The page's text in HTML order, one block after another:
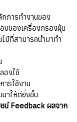
การทำงานของ
บของเครื่องกรองฝุ่น
ม้ที่สามารถนำมาทำ
องใช้
รใช้งาน
าให้ดียิ่งขึ้น
ชน์ Feedback ผลจาก